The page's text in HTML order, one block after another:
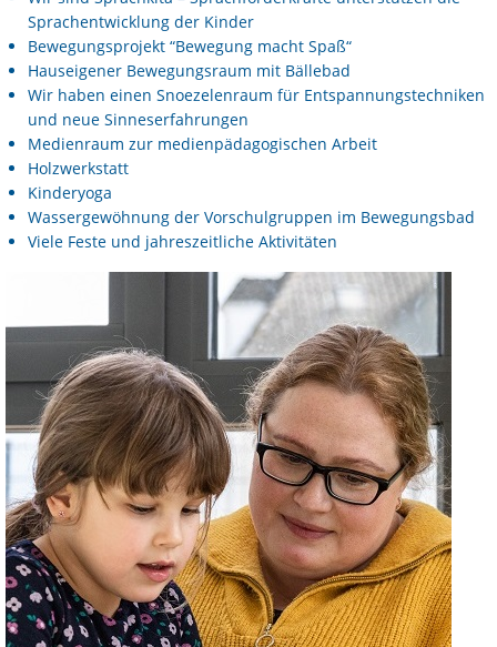
Sprachentwicklung der Kinder
Bewegungsprojekt “Bewegung macht Spaß“
Hauseigener Bewegungsraum mit Bällebad
Wir haben einen Snoezelenraum für Entspannungstechniken
und neue Sinneserfahrungen
Medienraum zur medienpädagogischen Arbeit
Holzwerkstatt
Kinderyoga
Wassergewöhnung der Vorschulgruppen im Bewegungsbad
Viele Feste und jahreszeitliche Aktivitäten